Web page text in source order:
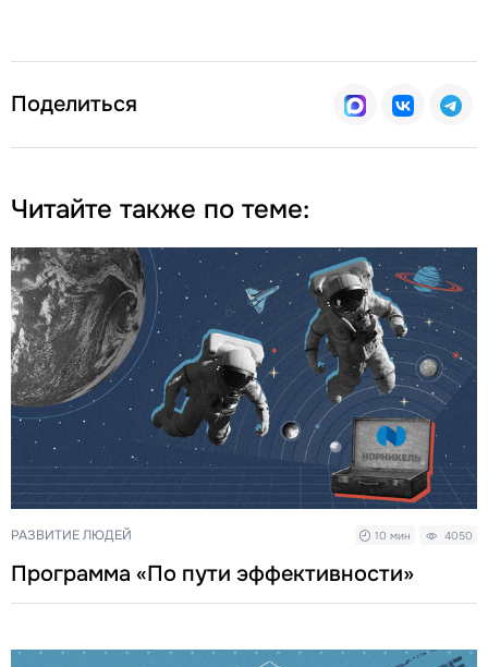
Поделиться
Читайте также по теме:
РАЗВИТИЕ ЛЮДЕЙ 10 мин 4050
Программа «По пути эффективности»